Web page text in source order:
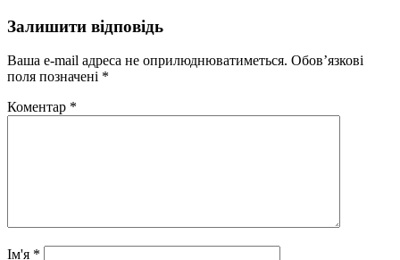
Залишити відповідь
Ваша e-mail адреса не оприлюднюватиметься. Обов’язкові
поля позначені *
Коментар *
Ім'я *